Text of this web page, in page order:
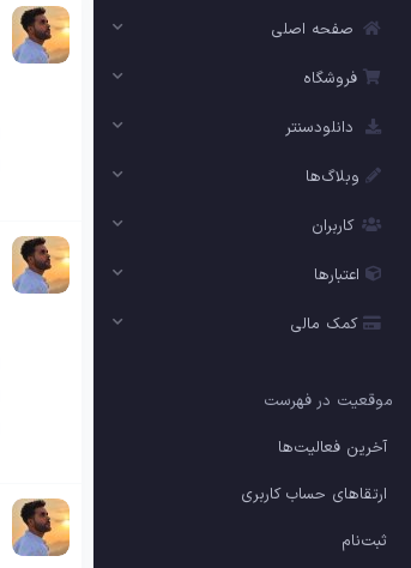
صفحه اصلی
فروشگاه
دانلودسنتر
وبلاگ‌ها
کاربران
اعتبارها
کمک مالی
موقعیت در فهرست
آخرین فعالیت‌ها
ارتقاهای حساب کاربری
ثبت‌نام